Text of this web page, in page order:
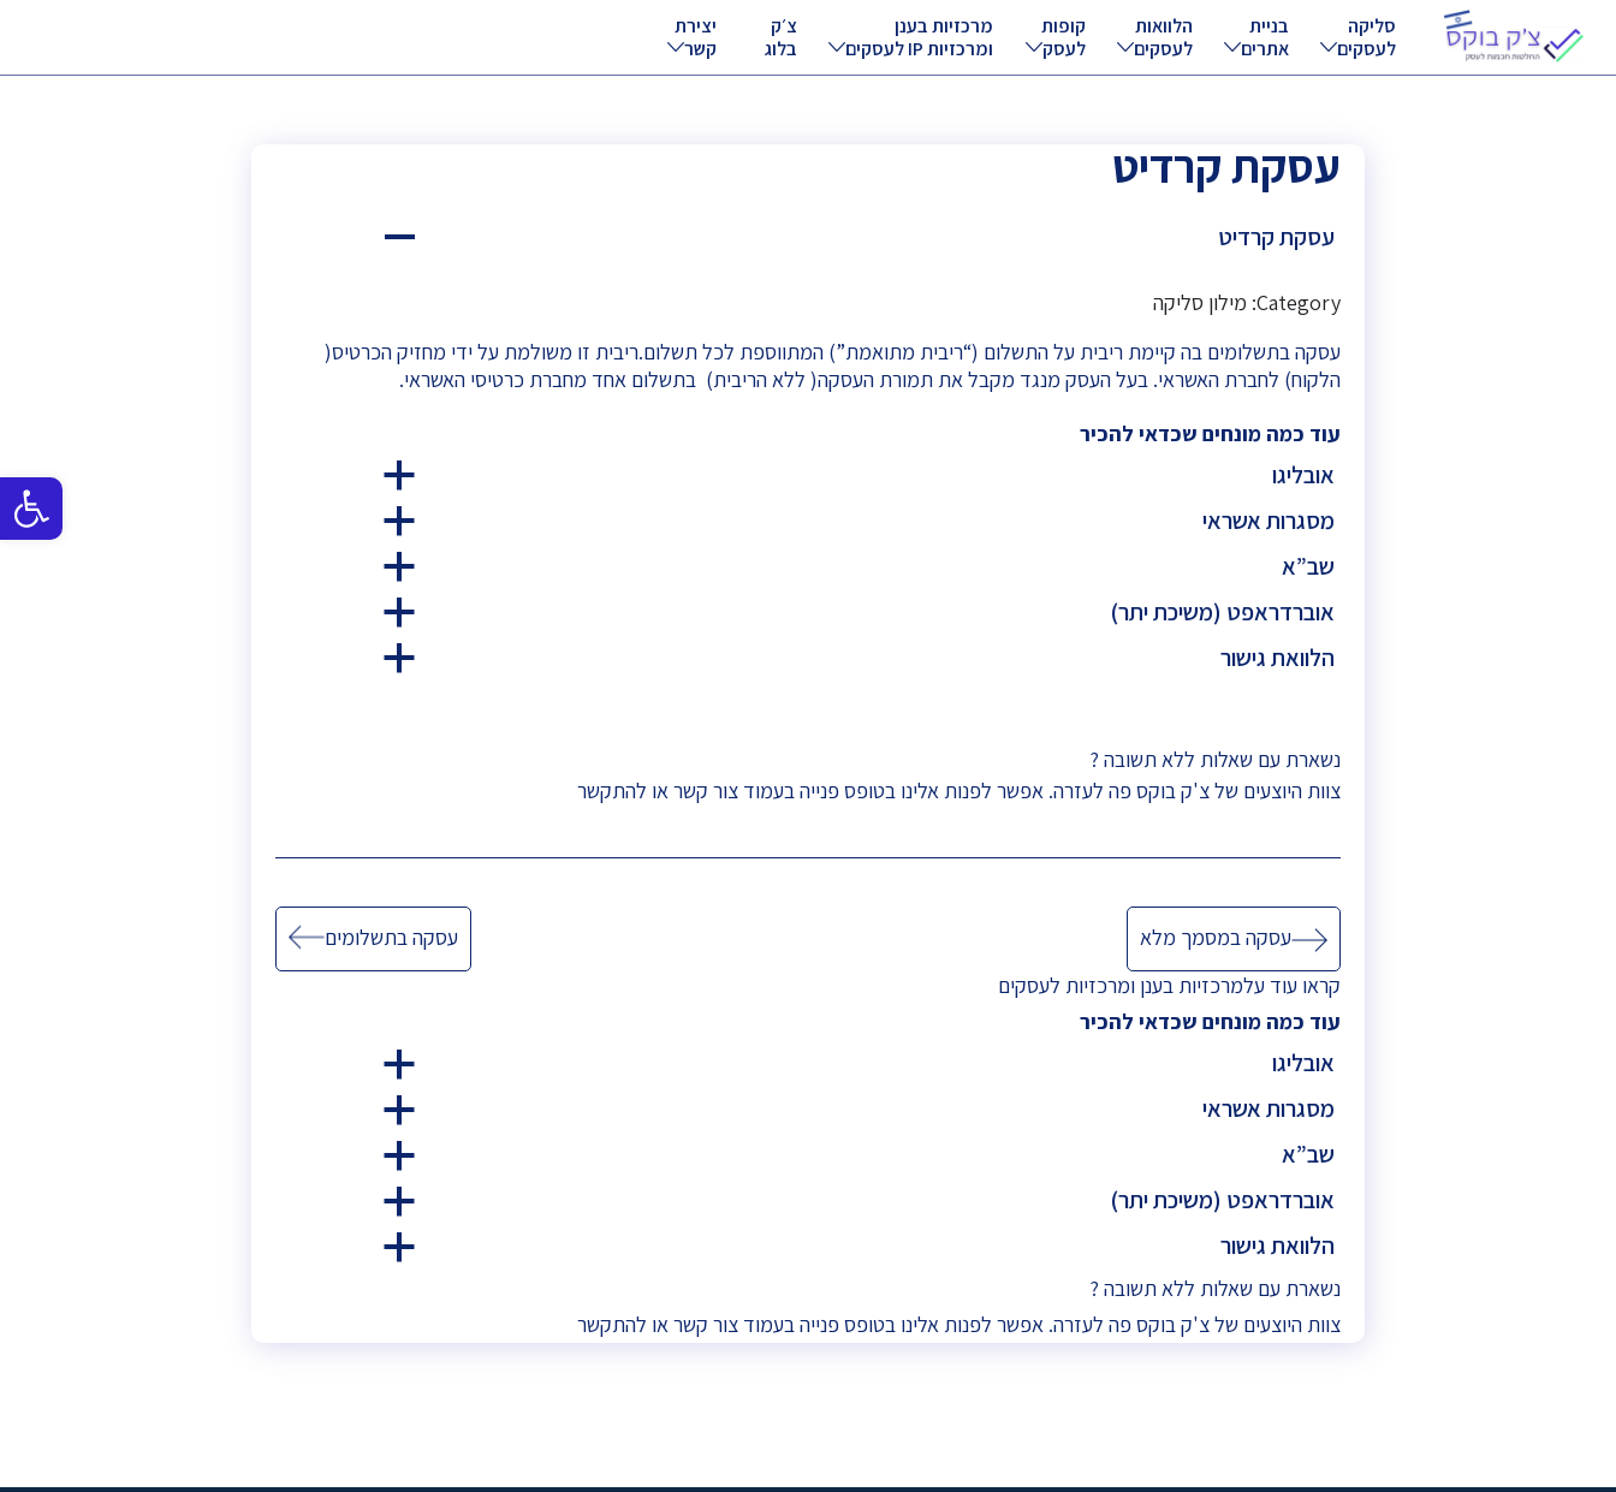
פתח
סרגל
סליקה
לעסקים
בניית
אתרים
הלוואות
לעסקים
קופות
לעסק
מרכזיות בענן
ומרכזיות IP לעסקים
צ׳ק
בלוג
יצירת
קשר
עסקת קרדיט
A עסקת קרדיט
Category: מילון סליקה
עסקה בתשלומים בה קיימת ריבית על התשלום (“ריבית מתואמת”) המתווספת לכל תשלום.ריבית זו משולמת על ידי מחזיק הכרטיס(
הלקוח) לחברת האשראי. בעל העסק מנגד מקבל את תמורת העסקה( ללא הריבית) בתשלום אחד מחברת כרטיסי האשראי.
עוד כמה מונחים שכדאי להכיר
a אובליגו
a מסגרות אשראי
a שב”א
a אוברדראפט (משיכת יתר)
a הלוואת גישור
נשארת עם שאלות ללא תשובה ?
צוות היוצעים של צ'ק בוקס פה לעזרה. אפשר לפנות אלינו בטופס פנייה בעמוד צור קשראו להתקשר
ניווטעסקה במסמך מלא
עסקה בתשלומים
קראו עוד עלמרכזיות בענן ומרכזיות לעסקים
עוד כמה מונחים שכדאי להכיר
a אובליגו
a מסגרות אשראי
a שב”א
a אוברדראפט (משיכת יתר)
a הלוואת גישור
נשארת עם שאלות ללא תשובה ?
צוות היוצעים של צ'ק בוקס פה לעזרה. אפשר לפנות אלינו בטופס פנייה בעמוד צור קשר או להתקשר